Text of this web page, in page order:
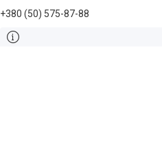
+380 (50) 575-87-88